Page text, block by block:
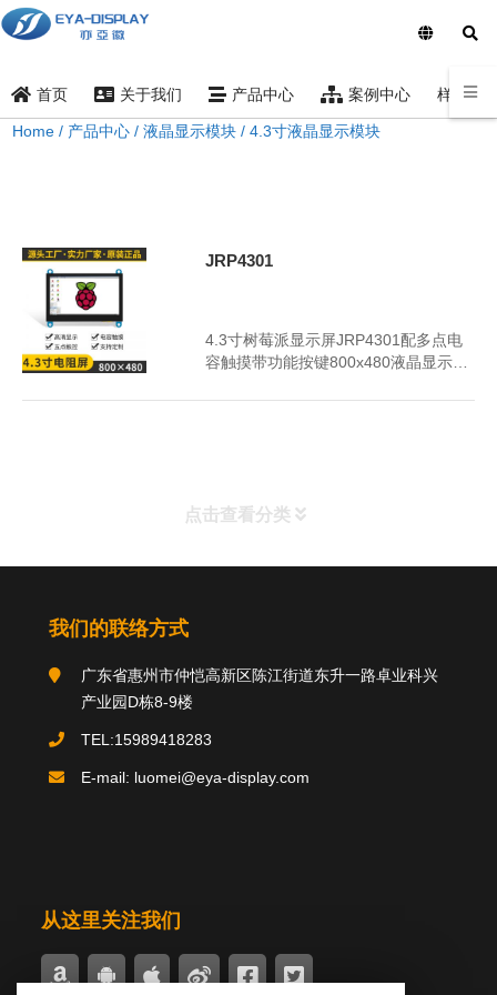
首页 关于我们 产品中心 案例中心 样品索
Home / 产品中心 /液晶显示模块 /4.3寸液晶显示模块
JRP4301
4.3寸树莓派显示屏JRP4301配多点电
容触摸带功能按键800x480液晶显示器
点击查看分类
分类导航
关于我们
我们的联络方式
广东省惠州市仲恺高新区陈江街道东升一路卓业科兴
产业园D栋8-9楼
TEL:15989418283
E-mail: luomei@eya-display.com
从这里关注我们